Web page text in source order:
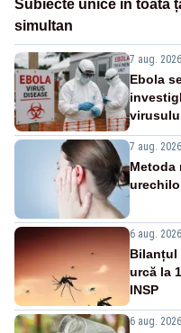
Subiecte unice în toată
simultan
7 aug.
Ebola
7 aug.
Metoda
6 aug.
Bilanțul
urcă la
INSP
6 aug.